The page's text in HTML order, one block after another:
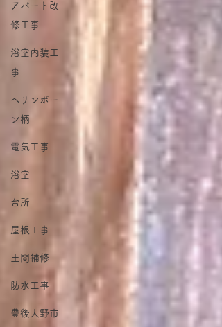
アパート改
修工事
浴室内装工
事
ヘリンボー
ン柄
電気工事
浴室
台所
屋根工事
土間補修
防水工事
豊後大野市